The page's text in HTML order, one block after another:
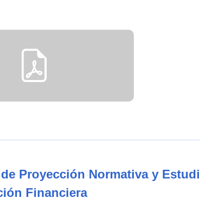
Proyección Normativa y
Financiera